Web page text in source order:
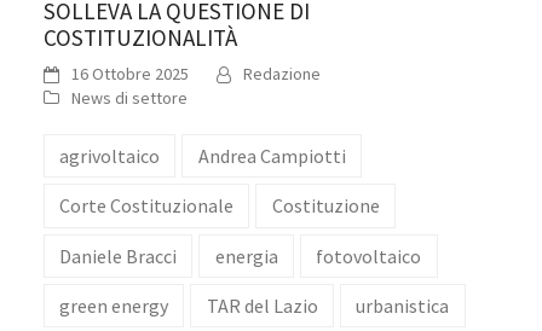
SOLLEVA LA QUESTIONE DI
COSTITUZIONALITÀ
16 Ottobre 2025
Redazione
News di settore
agrivoltaico Andrea Campiotti
Corte Costituzionale Costituzione
Daniele Bracci energia fotovoltaico
green energy TAR del Lazio urbanistica